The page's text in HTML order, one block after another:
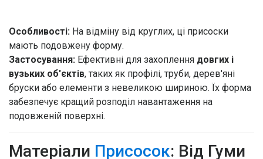
Особливості: На відміну від круглих, ці присоски
мають подовжену форму.
Застосування: Ефективні для захоплення довгих і
вузьких об'єктів, таких як профілі, труби, дерев'яні
бруски або елементи з невеликою шириною. Їх форма
забезпечує кращий розподіл навантаження на
подовженій поверхні.
Матеріали Присосок: Від Гуми